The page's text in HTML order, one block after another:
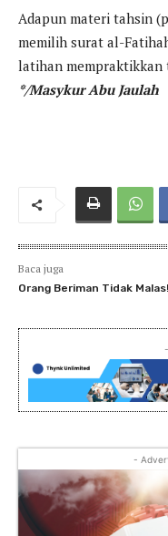
Adapun materi tahsin
memilih surat al-
latihan
*/Masykur Abu Jaulah
Baca juga
Orang Beriman Tidak Malas!
-